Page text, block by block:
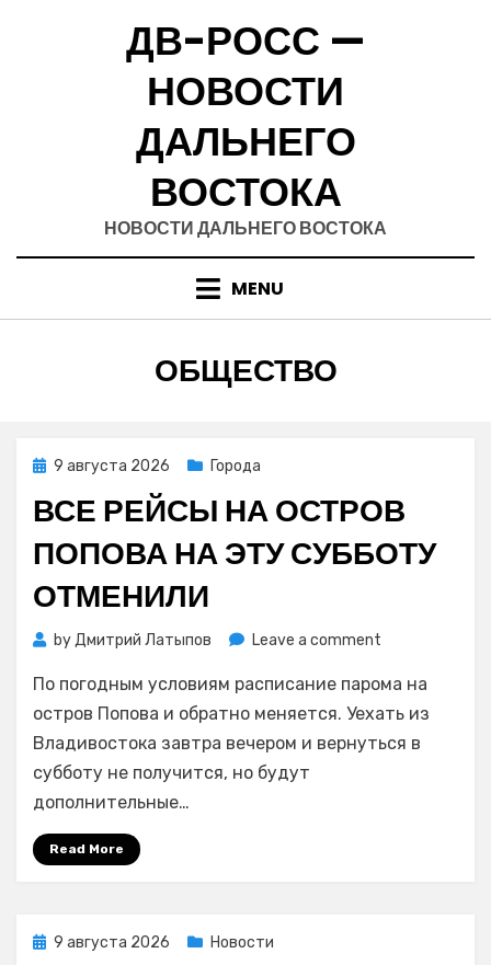
ДВ-РОСС —
НОВОСТИ
ДАЛЬНЕГО
ВОСТОКА
НОВОСТИ ДАЛЬНЕГО ВОСТОКА
MENU
РУБРИКА
:
ОБЩЕСТВО
Posted
9 августа 2026 Города
ВСЕ РЕЙСЫ НА ОСТРОВ
ПОПОВА НА ЭТУ СУББОТУ
ОТМЕНИЛИ
byДмитрий Латыпов Leave a comment
рейсы
на
остров
По погодным условиям расписание парома на
остров Попова и обратно меняется. Уехать из
Владивостока завтра вечером и вернуться в
субботу не получится, но будут
дополнительные…
Read More
Posted
9 августа 2026 Новости